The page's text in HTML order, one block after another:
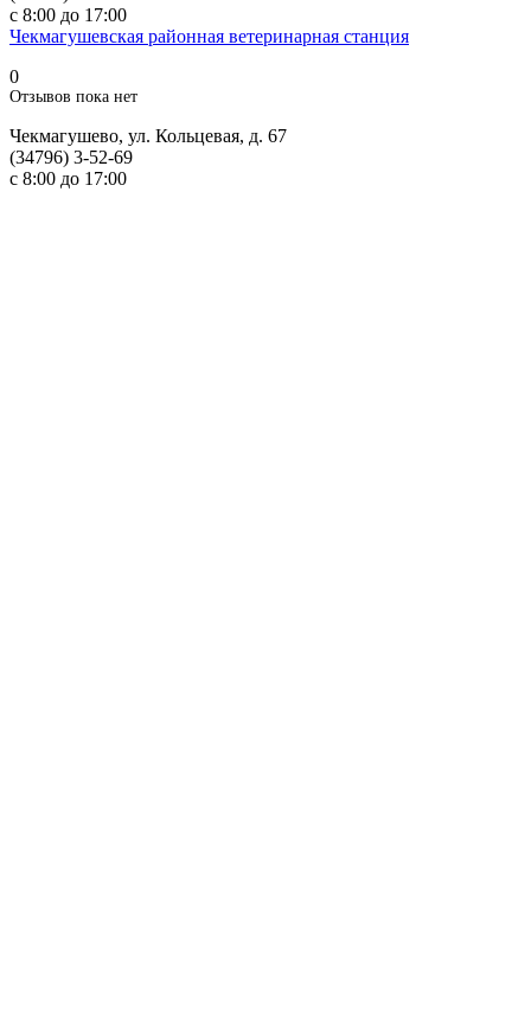
с 8:00 до 17:00
Чекмагушевская районная ветеринарная станция
0
Отзывов пока нет
Чекмагушево, ул. Кольцевая, д. 67
(34796) 3-52-69
с 8:00 до 17:00